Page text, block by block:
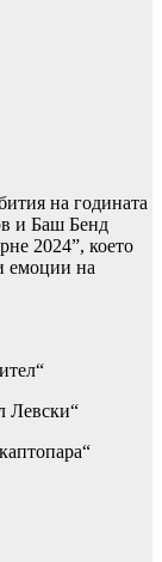
на годината
и Баш Бенд
2024”, което
емоции на
Левски“